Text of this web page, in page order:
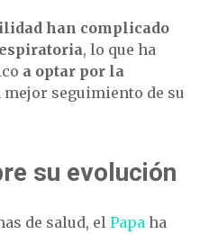
han complicado
, lo que ha
a optar por la
mejor seguimiento de su
su evolución
de salud, el Papa ha